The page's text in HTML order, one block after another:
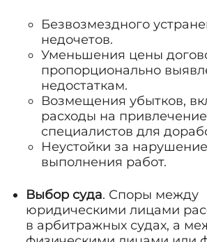
Безвозмездного
недочетов.
Уменьшения цены
пропорционально
недостаткам.
Возмещения убытков,
расходы на
специалистов для
Неустойки за
выполнения работ.
Выбор суда. Споры между
юридическими лицами
в арбитражных судах, а